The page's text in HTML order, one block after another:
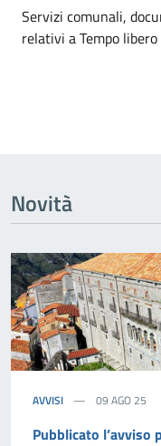
Dettagli
Servizi comunali,
relativi a Tempo libero
Novità
AVVISI 09 AGO 25
Pubblicato